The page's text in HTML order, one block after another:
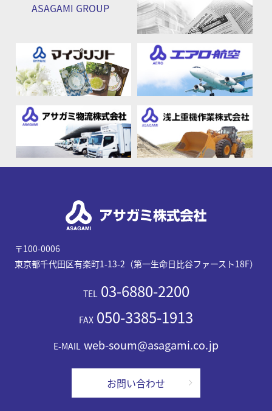
ASAGAMI GROUP
〒100-0006
東京都千代田区有楽町1-13-2（第一生命日比谷ファースト18F）
TEL 03-6880-2200
FAX 050-3385-1913
E-MAIL web-soum@asagami.co.jp
お問い合わせ